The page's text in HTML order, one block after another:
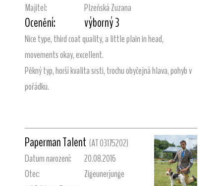
Majitel:
Plzeňská Zuzana
Ocenění: výborný 3
Nice type, third coat quality, a little plain in head,
movements okay, excellent.
Pěkný typ, horší kvalita srsti, trochu obyčejná hlava, pohyb v
pořádku.
Paperman Talent (AT 03175202)
Datum narození:
20.08.2016
Otec:
Zigeunerjunge